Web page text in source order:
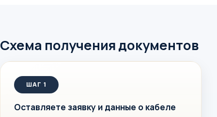
Схема получения документов
Оставляете заявку и данные о кабеле